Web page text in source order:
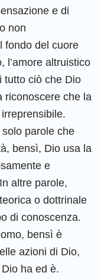
e di
non
fondo del cuore
l’amore altruistico
tutto ciò che Dio
riconoscere che la
parole che
bensì, Dio usa la
e
altre parole,
o dottrinale
di conoscenza.
bensì è
azioni di Dio,
ha ed è.